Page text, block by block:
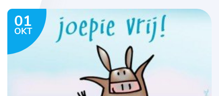
01
OKT